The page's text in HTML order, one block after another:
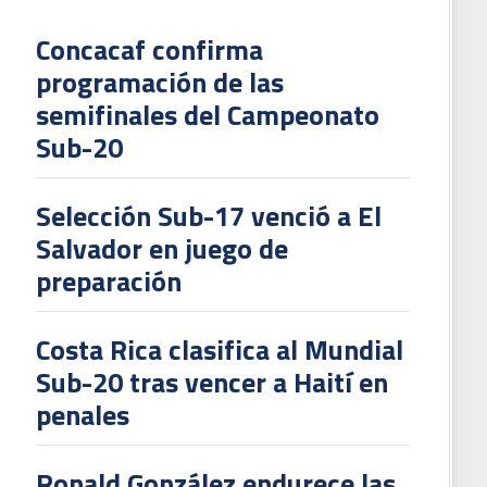
Concacaf confirma
programación de las
semifinales del Campeonato
Sub-20
Selección Sub-17 venció a El
Salvador en juego de
preparación
Costa Rica clasifica al Mundial
Sub-20 tras vencer a Haití en
penales